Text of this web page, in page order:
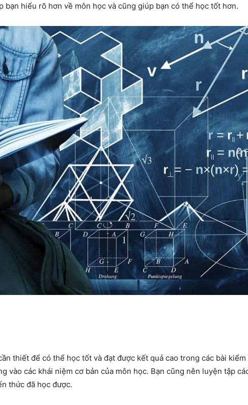
bạn hiểu rõ hơn về môn học và cũng giúp bạn có thể học tốt hơn.
thiết để có thể học tốt và đạt được kết quả cao trong các bài kiểm
vào các khái niệm cơ bản của môn học. Bạn cũng nên luyện tập
thức đã học được.